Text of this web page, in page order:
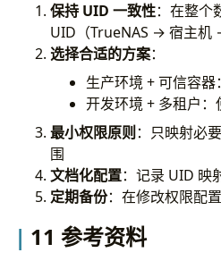
# Step 2: Configure
incus config set debain
incus config set debain
incus config device
path =
# Step 3: Create user in
incus exec debain --
保持 UID 一致性：在整个
UID（TrueNAS → 宿主机
选择合适的方案：
生产环境 + 可信容
开发环境 + 多租户
最小权限原则 ：只映射必
围
文档化配置：记录 UID 映
定期备份：在修改权限配
11 参考资料